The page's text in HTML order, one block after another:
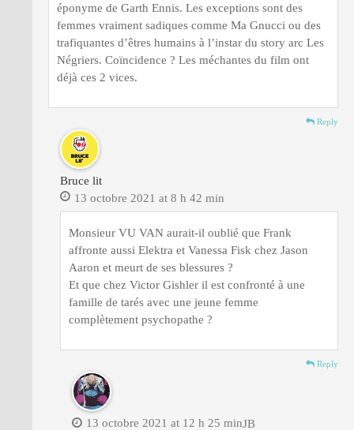
éponyme de Garth Ennis. Les exceptions sont des
femmes vraiment sadiques comme Ma Gnucci ou des
trafiquantes d’êtres humains à l’instar du story arc Les
Négriers. Coïncidence ? Les méchantes du film ont
déjà ces 2 vices.
Reply
Bruce lit
13 octobre 2021 at 8 h 42 min
Monsieur VU VAN aurait-il oublié que Frank
affronte aussi Elektra et Vanessa Fisk chez Jason
Aaron et meurt de ses blessures ?
Et que chez Victor Gishler il est confronté à une
famille de tarés avec une jeune femme
complètement psychopathe ?
Reply
JB
13 octobre 2021 at 12 h 25 min